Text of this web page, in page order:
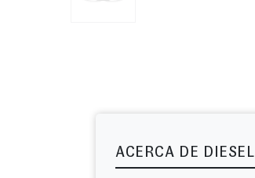
ACERCA DE DIESEL